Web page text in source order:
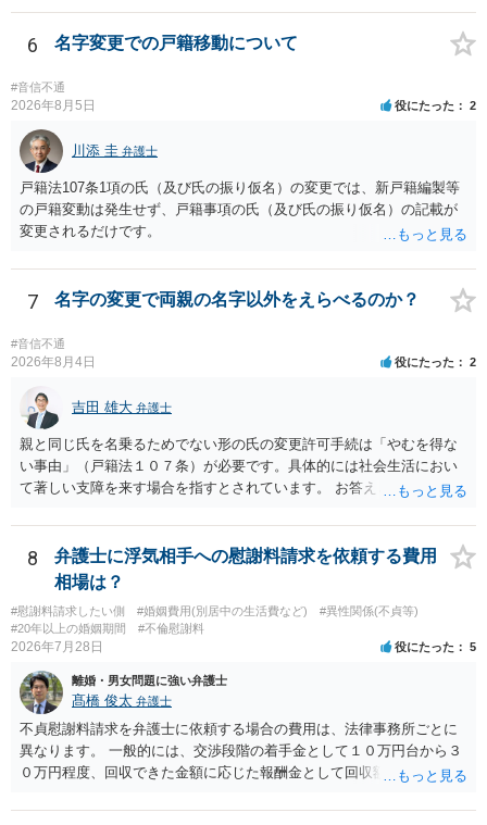
父の氏を称したいというケースが多い）。法律上は特に明文の要件が
変更許可の場合、あなたは現在の戸籍からもう一方の親への戸籍に入
籍する（戻る）という戸籍変動になるため、成人した子からの変更許
可申立てにおいては、入籍先である親（及びそこに同籍している配偶
者や15歳以上の子）の同意があるかどうかが重視されるケースが多い
です。 (2)については、「やむを得ない事由」が必要とされます。これ
は、名の変更許可よりも厳重な要件であるとされ、本件のような精神
的・心理的な理由ではなかなかハードルが高いところですが、親から
性的虐待を受けていたケースで氏変更を許可した事案がありますの
立て前に分籍届によってあなたの単独戸籍を編成しておく必要がある
とをお勧めします。
できるかどうかがポイントです。 記録中に現れた一切の事情が判断対
象ですので、上記(1)と(2)を説明できる資料は全て（ただし理路整然
に）提出することが必要になります。「フラッシュバック」とのこと
なので、例えば、医学上確立されているPTSDの診断基準に合致した説
明とそれに沿う資料の提出が必要になってくるように思います。 精神
的・心理的な理由の氏変更は様々な意味でハードルがかなり高く、弁
護士へ依頼しても苦労することが強く予想されるところです。、もし
本人申立てをお考えであれば、医学知識はもちろん法律知識も要求さ
れますので、性急な申立てをせず、知識と資料をしっかりと揃えて、
万全の体制で申立てに臨んだ方がよいと思われます。
6 名字変更での戸籍移動について
#音信不通
2026年8月5日 役にたった 2
川添 圭 弁護士
戸籍法107条1項の氏（及び氏の振り仮名）の変更では、新戸籍編製等
の戸籍変動は発生せず、戸籍事項の氏（及び氏の振り仮名）の記載が
変更されるだけです。
7 名字の変更で両親の名字以外をえらべるのか？
#音信不通
2026年8月4日 役にたった 2
吉田 雄大 弁護士
親と同じ氏を名乗るためでない形の氏の変更許可手続は「やむを得な
い事由」（戸籍法１０７条）が必要です。具体的には社会生活におい
て著しい支障を来す場合を指すとされています。 お答えとしては、理
支障」の具体的判断の中で、現在の氏を使い続けることがなぜよくな
いのかが審理判断されることになる、というものになります。
8
弁護士に浮気相手への慰謝料請求を依頼する費用
相場は？
#慰謝料請求したい側 #婚姻費用(別居中の生活費など)
#異性関係(不貞等)
#20年以上の婚姻期間
#不倫慰謝料
2026年7月28日 役にたった 5
離婚・男女問題に強い弁護士
髙橋 俊太 弁護士
不貞慰謝料請求を弁護士に依頼する場合の費用は、法律事務所ごとに
異なります。 一般的には、交渉段階の着手金として１０万円台から３
０万円程度、回収できた金額に応じた報酬金として回収額の１０％か
には、追加着手金や日当、実費が発生することもあります。 もっと